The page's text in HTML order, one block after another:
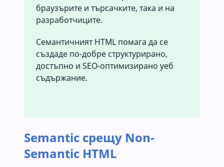
браузърите и търсачките, така и на
разработчиците.
Семантичният HTML помага да се
създаде по-добре структурирано,
достъпно и SEO-оптимизирано уеб
съдържание.
Semantic срещу Non-
Semantic HTML